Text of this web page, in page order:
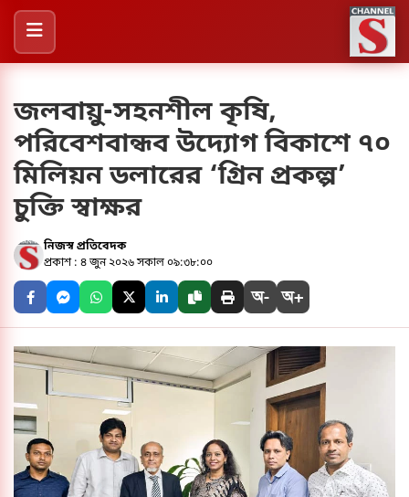
জলবায়ু-সহনশীল কৃষি,
পরিবেশবান্ধব উদ্যোগ বিকাশে ৭০
মিলিয়ন ডলারের ‘গ্রিন প্রকল্প’
চুক্তি স্বাক্ষর
নিজস্ব প্রতিবেদক
প্রকাশ : ৪ জুন ২০২৬ সকাল ০৯:৩৮:০০
অ- অ+